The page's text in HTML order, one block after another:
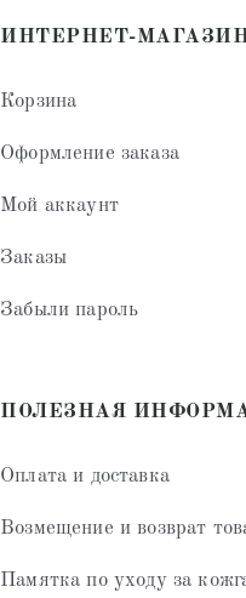
ИНТЕРНЕТ-МАГАЗИН
Корзина
Оформление заказа
Мой аккаунт
Заказы
Забыли пароль
ПОЛЕЗНАЯ
Оплата и доставка
Возмещение и возврат
Памятка по уходу за